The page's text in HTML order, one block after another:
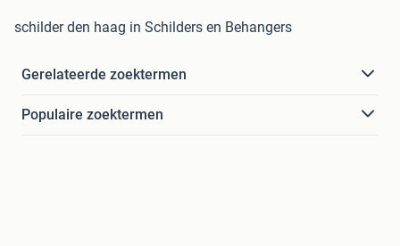
schilder den haag in Schilders en Behangers
Gerelateerde zoektermen
Populaire zoektermen